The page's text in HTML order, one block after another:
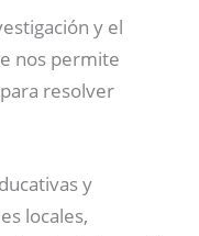
y el
nos permite
resolver
y
locales,